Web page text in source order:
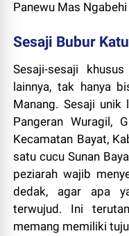
Panewu Mas
Sesaji Bubur
Sesaji-sesaji
lainnya, tak hanya
Manang. Sesaji
Pangeran Wuragil,
Kecamatan Bayat,
satu cucu Sunan
peziarah wajib
dedak, agar apa
terwujud. Ini
memang memiliki